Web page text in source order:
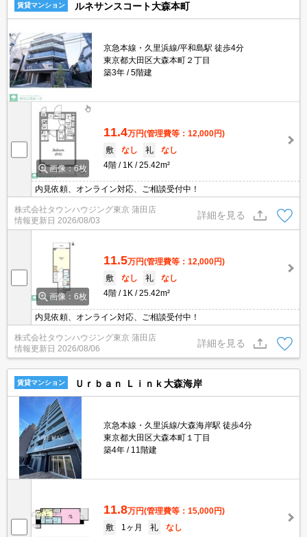
賃貸マンション ルネサンスコート大森本町
京急本線・久里浜線/平和島駅 徒歩4分
東京都大田区大森本町２丁目
築3年
5階建
画像：6枚
11.4万円(管理費等：12,000円)
敷
なし 礼
なし
4階
1K 25.42m²
内見依頼、オンライン対応、ご相談受付中！
株式会社タウンハウジング東京 蒲田店
情報更新日 2026/08/03
詳細を見る
画像：6枚
11.5万円(管理費等：12,000円)
敷
なし 礼
なし
4階
1K 25.42m²
内見依頼、オンライン対応、ご相談受付中！
株式会社タウンハウジング東京 蒲田店
情報更新日 2026/08/06
詳細を見る
賃貸マンション Ｕｒｂａｎ Ｌｉｎｋ大森海岸
京急本線・久里浜線/大森海岸駅 徒歩4分
東京都大田区大森本町１丁目
築4年
11階建
11.8万円(管理費等：15,000円)
敷
1ヶ月 礼
なし